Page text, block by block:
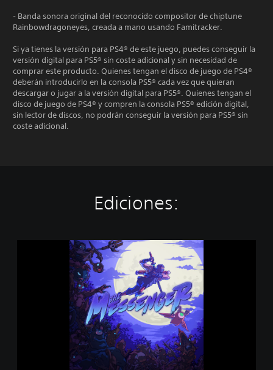
- Banda sonora original del reconocido compositor de chiptune
Rainbowdragoneyes, creada a mano usando Famitracker.
Si ya tienes la versión para PS4® de este juego, puedes conseguir la
versión digital para PS5® sin coste adicional y sin necesidad de
comprar este producto. Quienes tengan el disco de juego de PS4®
deberán introducirlo en la consola PS5® cada vez que quieran
descargar o jugar a la versión digital para PS5®. Quienes tengan el
disco de juego de PS4® y compren la consola PS5® edición digital,
sin lector de discos, no podrán conseguir la versión para PS5® sin
coste adicional.
Ediciones: